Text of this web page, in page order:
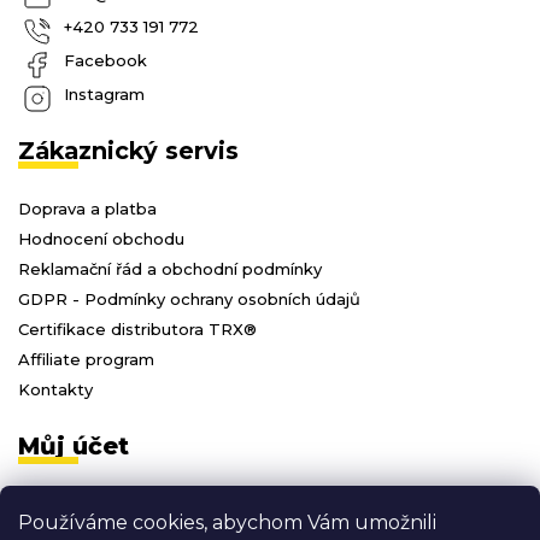
Používáme cookies, abychom Vám umožnili
+420 733 191 772
Facebook
Instagram
Zákaznický servis
Doprava a platba
Hodnocení obchodu
Reklamační řád a obchodní podmínky
GDPR - Podmínky ochrany osobních údajů
Certifikace distributora TRX®
Affiliate program
Kontakty
Můj účet